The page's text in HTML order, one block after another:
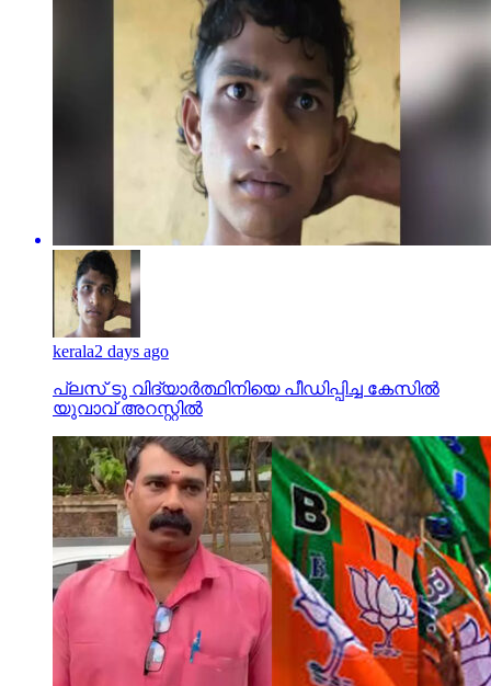
kerala2 days ago
പ്ലസ് ടു വിദ്യാര്‍ത്ഥിനിയെ പീഡിപ്പിച്ച കേസില്‍
യുവാവ് അറസ്റ്റില്‍